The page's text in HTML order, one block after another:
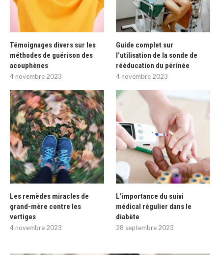
Témoignages divers sur les
méthodes de guérison des
acouphènes
4 novembre 2023
Guide complet sur
l’utilisation de la sonde de
rééducation du périnée
4 novembre 2023
Les remèdes miracles de
grand-mère contre les
vertiges
4 novembre 2023
L’importance du suivi
médical régulier dans le
diabète
28 septembre 2023